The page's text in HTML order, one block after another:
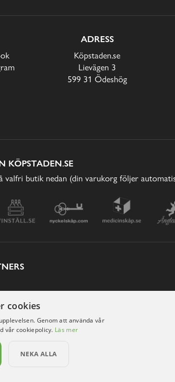
ADRESS
Köpstaden.se
Lievägen 3
599 31 Ödeshög
KÖPSTADEN.SE
valfri butik nedan (din varukorg följer
cookies
Genom att använda vår
vår cookiepolicy. Läs mer
NEKA ALLA